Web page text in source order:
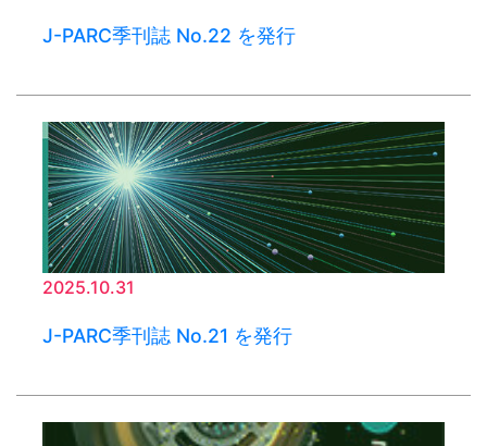
J-PARC季刊誌 No.22 を発行
2025.10.31
J-PARC季刊誌 No.21 を発行